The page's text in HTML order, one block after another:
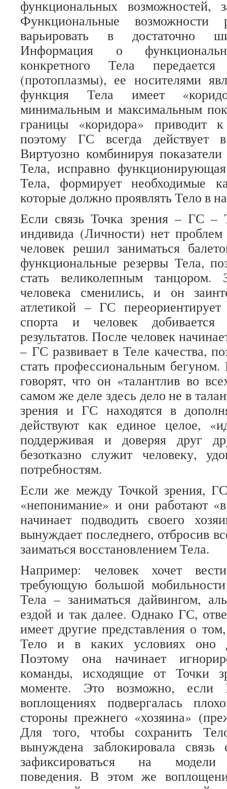
функциональных возможностей,
Функциональные
варьировать в достаточно
Информация о
конкретного Тела
(протоплазмы), ее носителями
функция Тела имеет
минимальным и максимальным
границы «коридора» приводит
поэтому ГС всегда действует
Виртуозно комбинируя
Тела, исправно
Тела, формирует необходимые
которые должно проявлять Тело в
Если связь Точка зрения – ГС –
индивида (Личности) нет
человек решил заниматься
функциональные резервы Тела,
стать великолепным танцором.
человека сменились, и он
атлетикой – ГС
спорта и человек
результатов. После человек
– ГС развивает в Теле качества,
стать профессиональным бегуном.
говорят, что он «талантлив во
самом же деле здесь дело не в
зрения и ГС находятся в
действуют как единое целое,
поддерживая и доверяя друг
безотказно служит человеку,
потребностям.
Если же между Точкой зрения,
«непонимание» и они работают
начинает подводить своего
вынуждает последнего, отбросив
заиматься восстановлением Тела.
Например: человек хочет
требующую большой
Тела – заниматься дайвингом,
ездой и так далее. Однако ГС,
имеет другие представления о
Тело и в каких условиях оно
Поэтому она начинает
команды, исходящие от Точки
моменте. Это возможно,
воплощениях подвергалась
стороны прежнего «хозяина»
Для того, чтобы сохранить
вынуждена заблокировала
зафиксироваться на модели
поведения. В этом же